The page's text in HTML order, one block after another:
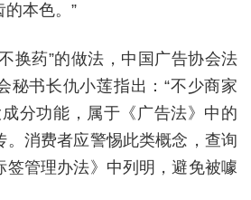
本色。”
换药”的做法，中国广告协会法
秘书长仇小莲指出：“不少商家
成分功能，属于《广告法》中的
。消费者应警惕此类概念，查询
签管理办法》中列明，避免被噱